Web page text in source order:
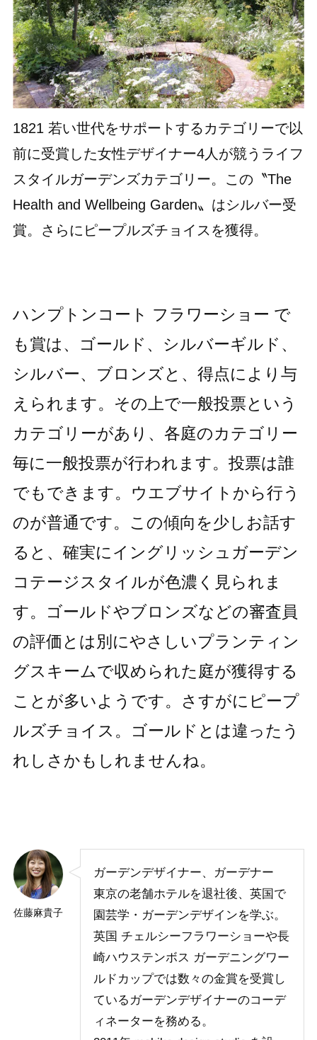
1821 若い世代をサポートするカテゴリーで以
前に受賞した女性デザイナー4人が競うライフ
スタイルガーデンズカテゴリー。この〝The
Health and Wellbeing Garden〟はシルバー受
賞。さらにピープルズチョイスを獲得。
ハンプトンコート フラワーショー で
も賞は、ゴールド、シルバーギルド、
シルバー、ブロンズと、得点により与
えられます。その上で一般投票という
カテゴリーがあり、各庭のカテゴリー
毎に一般投票が行われます。投票は誰
でもできます。ウエブサイトから行う
のが普通です。この傾向を少しお話す
ると、確実にイングリッシュガーデン
コテージスタイルが色濃く見られま
す。ゴールドやブロンズなどの審査員
の評価とは別にやさしいプランティン
グスキームで収められた庭が獲得する
ことが多いようです。さすがにピープ
ルズチョイス。ゴールドとは違ったう
れしさかもしれませんね。
佐藤麻貴子
ガーデンデザイナー、ガーデナー
東京の老舗ホテルを退社後、英国で
園芸学・ガーデンデザインを学ぶ。
英国 チェルシーフラワーショーや長
崎ハウステンボス ガーデニングワー
ルドカップでは数々の金賞を受賞し
ているガーデンデザイナーのコーデ
ィネーターを務める。